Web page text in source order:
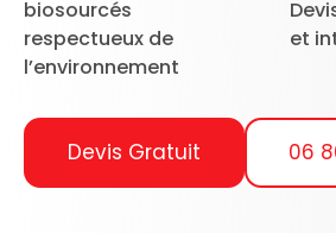
biosourcés
respectueux de
l’environnement
et
Devis Gratuit 06